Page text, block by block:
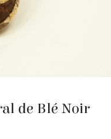
de Blé Noir